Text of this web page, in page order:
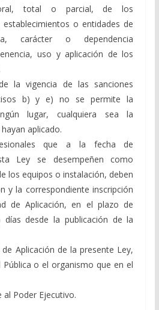
total o parcial, de los
o entidades de
carácter o dependencia
uso y aplicación de los
la vigencia de las sanciones
b) y e) no se permite la
lugar, cualquiera sea la
aplicado.
que a la fecha de
Ley se desempeñen como
los equipos o instalación, deben
y la correspondiente inscripción
de Aplicación, en el plazo de
días desde la publicación de la
Aplicación de la presente Ley,
o el organismo que en el
al Poder Ejecutivo.